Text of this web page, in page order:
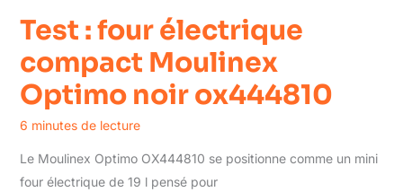
Test : four électrique
compact Moulinex
Optimo noir ox444810
6 minutes de lecture
Le Moulinex Optimo OX444810 se positionne comme un mini
four électrique de 19 l pensé pour